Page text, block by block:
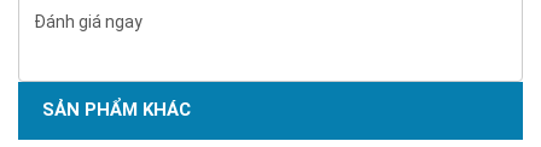
Đánh giá ngay
SẢN PHẨM KHÁC